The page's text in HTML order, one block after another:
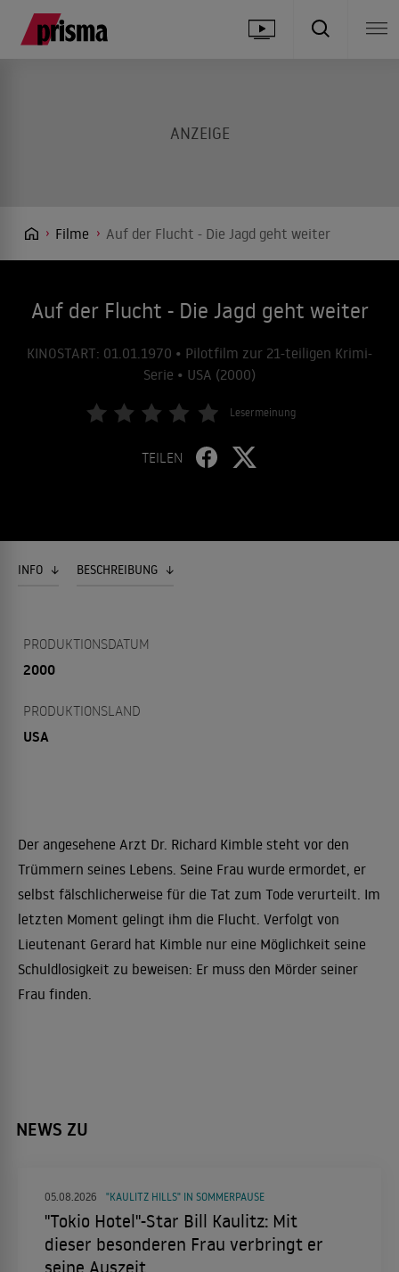
Filme Auf der Flucht - Die Jagd geht weiter
Auf der Flucht - Die Jagd geht weiter
KINOSTART: 01.01.1970 • Pilotfilm zur 21-teiligen Krimi-
Serie • USA (2000)
Lesermeinung
TEILEN
INFO BESCHREIBUNG
PRODUKTIONSDATUM
2000
PRODUKTIONSLAND
USA
Der angesehene Arzt Dr. Richard Kimble steht vor den
Trümmern seines Lebens. Seine Frau wurde ermordet, er
selbst fälschlicherweise für die Tat zum Tode verurteilt. Im
letzten Moment gelingt ihm die Flucht. Verfolgt von
Lieutenant Gerard hat Kimble nur eine Möglichkeit seine
Schuldlosigkeit zu beweisen: Er muss den Mörder seiner
Frau finden.
NEWS ZU
05.08.2026 "KAULITZ HILLS" IN SOMMERPAUSE
"Tokio Hotel"-Star Bill Kaulitz: Mit
dieser besonderen Frau verbringt er
seine Auszeit